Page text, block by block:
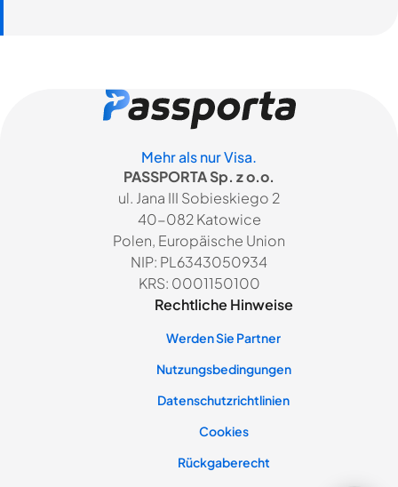
Mehr als nur Visa.
PASSPORTA Sp. z o.o.
ul. Jana III Sobieskiego 2
40-082 Katowice
Polen, Europäische Union
NIP: PL6343050934
KRS: 0001150100
Rechtliche Hinweise
Werden Sie Partner
Nutzungsbedingungen
Datenschutzrichtlinien
Cookies
Rückgaberecht